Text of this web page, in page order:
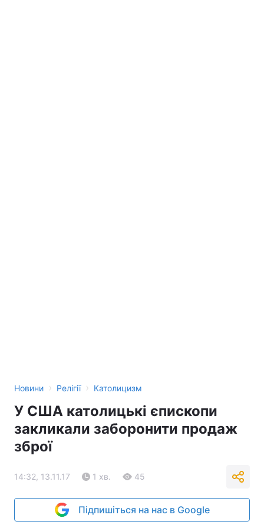
Новини › Релігії › Католицизм
У США католицькі єпископи
закликали заборонити продаж
зброї
14:32, 13.11.17 1 хв. 45
Підпишіться на нас в Google